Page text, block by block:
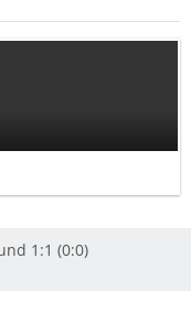
1:1 (0:0)